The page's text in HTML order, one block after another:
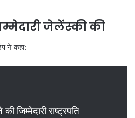
जेलेंस्की की
ने कहा:
जिम्मेदारी राष्ट्रपति